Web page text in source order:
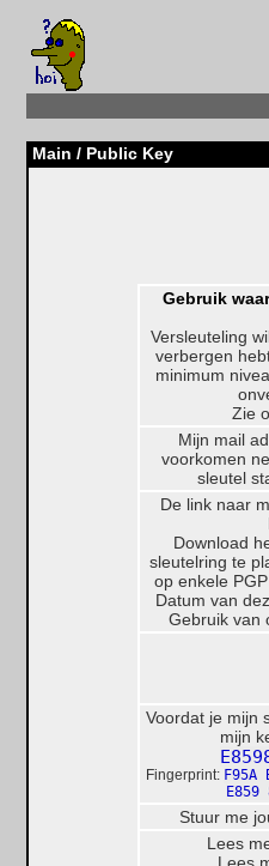
Main / Public Key
Gebruik
Versleuteling
verbergen
minimum
Zie
Mijn mail
voorkomen
sleutel
De link naar
Download
sleutelring te
op enkele
Datum van
Gebruik van
Voordat je mijn
mijn
Fingerprint: F95A
E859
Stuur me
Lees